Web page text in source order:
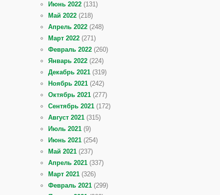
Июнь 2022 (131)
Май 2022 (218)
Апрель 2022 (248)
Март 2022 (271)
Февраль 2022 (260)
Январь 2022 (224)
Декабрь 2021 (319)
Ноябрь 2021 (242)
Октябрь 2021 (277)
Сентябрь 2021 (172)
Август 2021 (315)
Июль 2021 (9)
Июнь 2021 (254)
Май 2021 (237)
Апрель 2021 (337)
Март 2021 (326)
Февраль 2021 (299)